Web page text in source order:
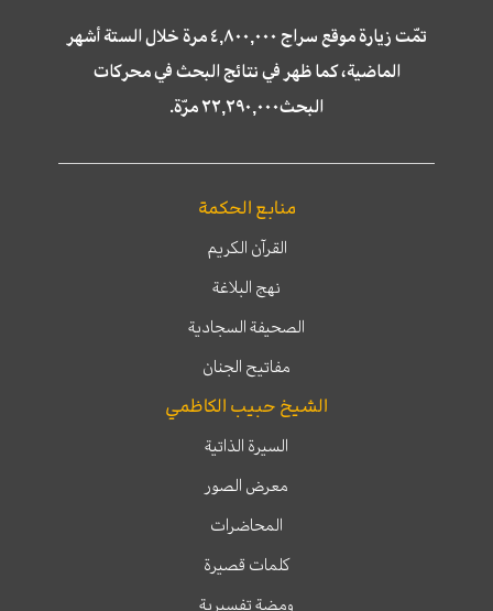
تمّت زيارة موقع سراج ٤,٨٠٠,٠٠٠ مرة خلال الستة أشهر
الماضية، كما ظهر في نتائج البحث في محركات
البحث٢٢,٢٩٠,٠٠٠ مرّة.
منابع الحكمة
القرآن الكريم
نهج البلاغة
الصحيفة السجادية
مفاتيح الجنان
الشيخ حبيب الكاظمي
السيرة الذاتية
معرض الصور
المحاضرات
كلمات قصيرة
ومضة تفسيرية